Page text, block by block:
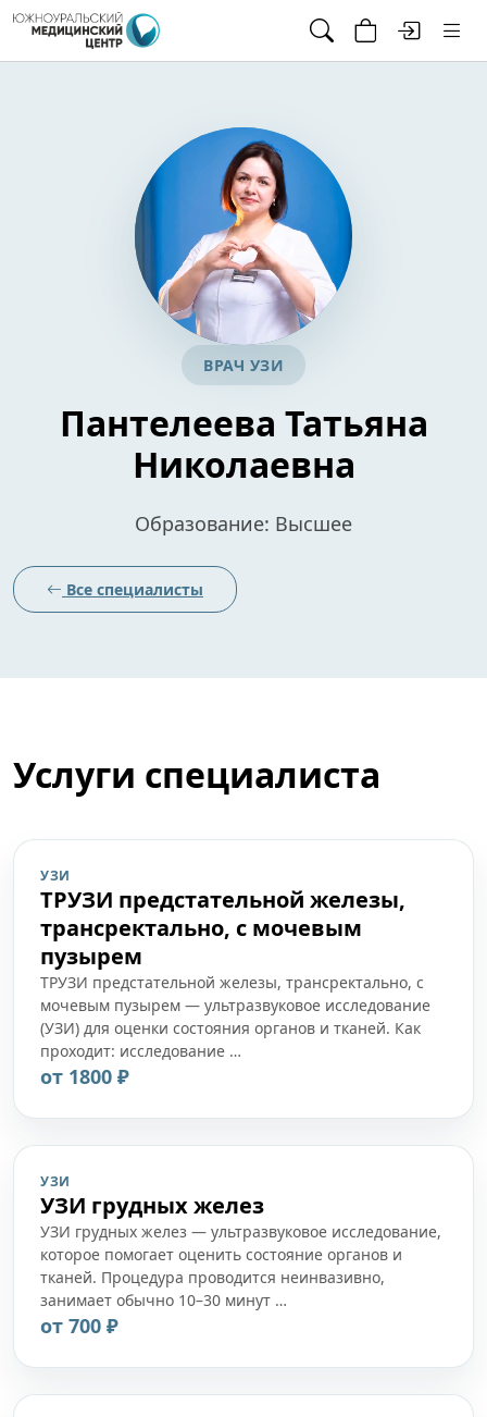
ВРАЧ УЗИ
Пантелеева Татьяна
Николаевна
Образование: Высшее
Все специалисты
Услуги специалиста
УЗИ
ТРУЗИ предстательной железы,
трансректально, с мочевым
пузырем
ТРУЗИ предстательной железы, трансректально, с
мочевым пузырем — ультразвуковое исследование
(УЗИ) для оценки состояния органов и тканей. Как
проходит: исследование …
от 1800 ₽
УЗИ
УЗИ грудных желез
УЗИ грудных желез — ультразвуковое исследование,
которое помогает оценить состояние органов и
тканей. Процедура проводится неинвазивно,
занимает обычно 10–30 минут …
от 700 ₽